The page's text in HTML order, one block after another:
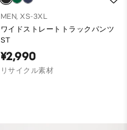
MEN, XS-3XL
ワイドストレートトラックパンツ
ST
¥2,990
リサイクル素材